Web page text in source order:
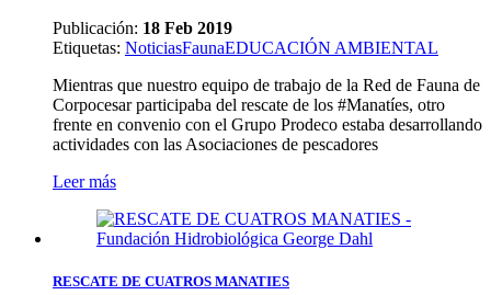
Publicación: 18 Feb 2019
Etiquetas: NoticiasFaunaEDUCACIÓN AMBIENTAL
Mientras que nuestro equipo de trabajo de la Red de Fauna de
Corpocesar participaba del rescate de los #Manatíes, otro
frente en convenio con el Grupo Prodeco estaba desarrollando
actividades con las Asociaciones de pescadores
Leer más
RESCATE DE CUATROS MANATIES